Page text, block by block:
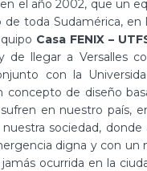
el año 2002, que un
toda Sudamérica, en
Casa FENIX –
llegar a Versalles
con la
de diseño
en nuestro país,
sociedad,
digna y con un
ocurrida en la